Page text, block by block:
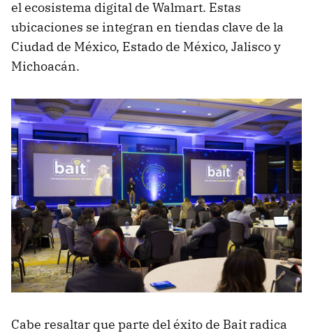
el ecosistema digital de Walmart. Estas
ubicaciones se integran en tiendas clave de la
Ciudad de México, Estado de México, Jalisco y
Michoacán.
Cabe resaltar que parte del éxito de Bait radica